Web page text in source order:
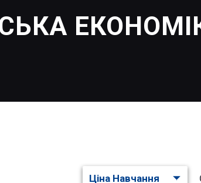
Ціна Навчання